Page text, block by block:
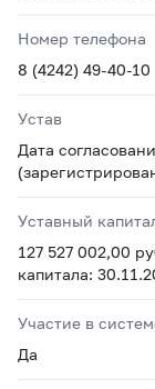
Номер телефона
8 (4242) 49-40-10
Устав
Дата
Уставный
127 527 002,00
капитала:
Участие в
Да